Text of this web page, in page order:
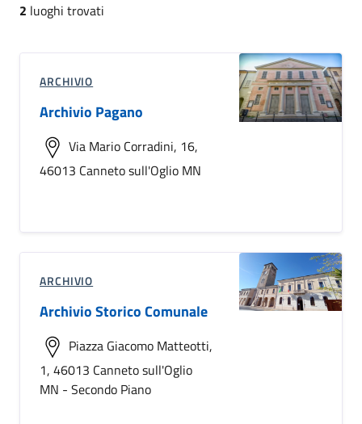
2 luoghi trovati
ARCHIVIO
Archivio Pagano
Via Mario Corradini, 16,
46013 Canneto sull'Oglio MN
ARCHIVIO
Archivio Storico Comunale
Piazza Giacomo Matteotti,
1, 46013 Canneto sull'Oglio
MN - Secondo Piano